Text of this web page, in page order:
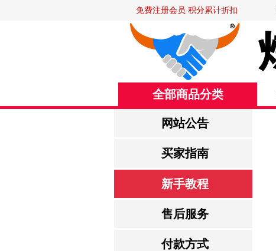
免费注册会员 积分累计折扣
全部商品分类
网站公告
买家指南
新手教程
售后服务
付款方式